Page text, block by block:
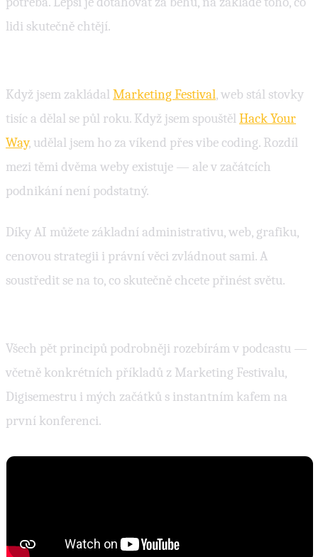
lidi skutečně chtějí.
Když jsem zakládalMarketing Festival, web stál stovky
tisíc a dělal se půl roku. Když jsem spouštělHack Your
Way, udělal jsem ho za víkend přes vibe coding. Rozdíl
mezi těmi dvěma weby existuje — ale v začátcích
podnikání není podstatný.
Díky AI můžete základní administrativu, web, grafiku,
cenovou strategii i právní věci zvládnout sami. A
soustředit se na to, co skutečně chcete přinést světu.
Všech pět principů podrobněji rozebírám v podcastu —
včetně konkrétních příkladů z Marketing Festivalu,
Digisemestru i mých začátků s instantním kafem na
první konferenci.